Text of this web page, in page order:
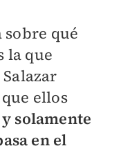
qué
la que
ellos
solamente
en el